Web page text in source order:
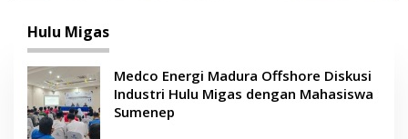
Hulu Migas
Medco Energi Madura Offshore Diskusi
Industri Hulu Migas dengan Mahasiswa
Sumenep